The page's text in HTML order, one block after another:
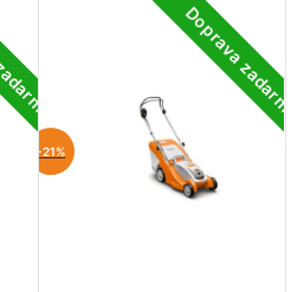
Doprava zadarmo
-21%